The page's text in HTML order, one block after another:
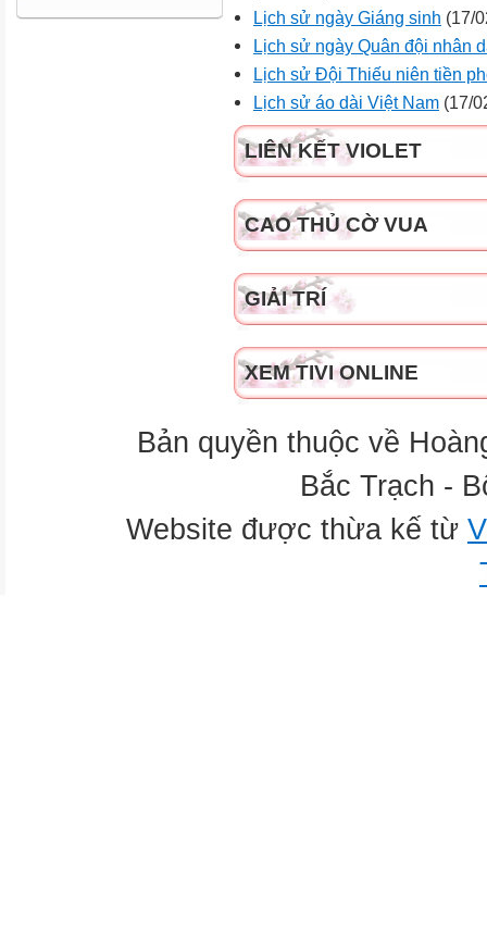
Lịch sử ngày Giáng sinh (17/
Lịch sử ngày Quân đội nhân
Lịch sử Đội Thiếu niên tiền
Lịch sử áo dài Việt Nam (17/
LIÊN KẾT VIOLET
CAO THỦ CỜ VUA
GIẢI TRÍ
XEM TIVI ONLINE
Bản quyền thuộc về
Bắc Trạch -
Website được thừa kế từ